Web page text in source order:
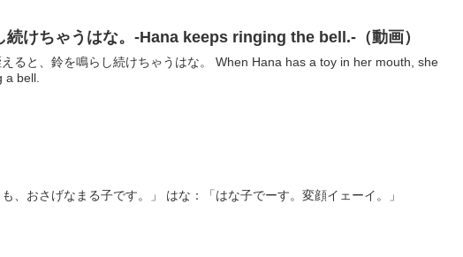
続けちゃうはな。-Hana keeps ringing the bell.-（動画）
ると、鈴を鳴らし続けちゃうはな。 When Hana has a toy in her mouth, she
a bell.
まる：「どうも、おさげなまる子です。」 はな：「はな子でーす。変顔イェーイ。」